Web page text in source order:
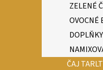
ZELENÉ
OVOCNÉ
DOPLŇKY
ČAJ